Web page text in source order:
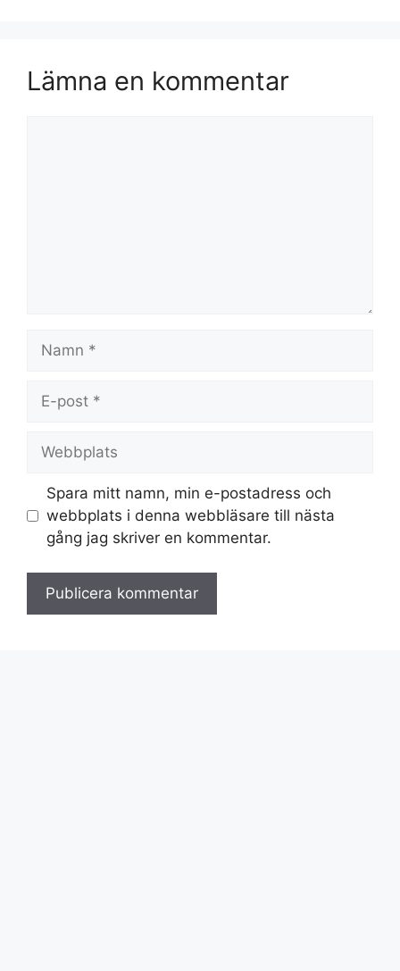
Lämna en kommentar
Namn
Webbplats
Spara mitt namn, min e-postadress och
webbplats i denna webbläsare till nästa
gång jag skriver en kommentar.